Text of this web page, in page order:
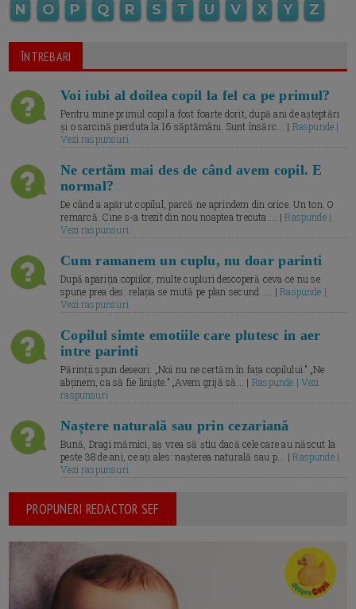
N
O P Q R S T U V X Y Z
ÎNTREBARI
Voi iubi al doilea copil la fel ca pe primul?
Pentru mine primul copil a fost foarte dorit, după ani de așteptări
și o sarcină pierduta la 16 săptămâni. Sunt însărc... | Raspunde |
Vezi raspunsuri
Ne certăm mai des de când avem copil. E
normal?
De când a apărut copilul, parcă ne aprindem din orice. Un ton. O
remarcă. Cine s-a trezit din nou noaptea trecuta.... |Raspunde |
Vezi raspunsuri
Cum ramanem un cuplu, nu doar parinti
După apariția copiilor, multe cupluri descoperă ceva ce nu se
spune prea des: relația se mută pe plan secund. ... |Raspunde |
Vezi raspunsuri
Copilul simte emotiile care plutesc in aer
intre parinti
Părinții spun deseori: „Noi nu ne certăm în fața copilului.” „Ne
abținem, ca să fie liniște.” „Avem grijă să... | Raspunde | Vezi
raspunsuri
Naștere naturală sau prin cezariană
Bună, Dragi mămici, aș vrea să știu dacă cele care au născut la
peste 38 de ani, ce ați ales: nașterea naturală sau p... |Raspunde |
Vezi raspunsuri
PROPUNERI REDACTOR SEF